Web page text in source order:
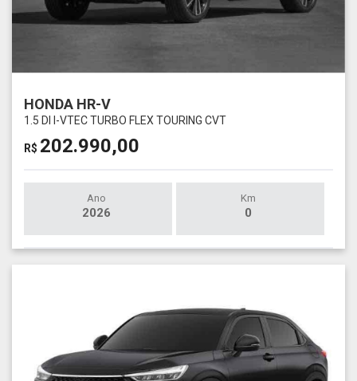
HONDA HR-V
1.5 DI I-VTEC TURBO FLEX TOURING CVT
R$ 202.990,00
Ano
2026
Km
0